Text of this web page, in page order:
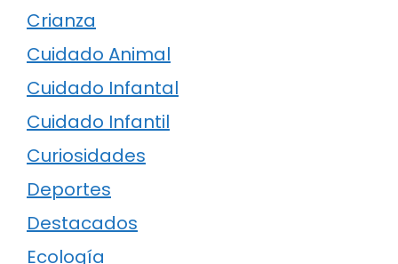
Crianza
Cuidado Animal
Cuidado Infantal
Cuidado Infantil
Curiosidades
Deportes
Destacados
Ecología